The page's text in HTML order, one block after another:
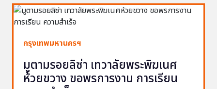
กรุงเทพมหานครฯ
มูตามรอยลิซ่า เทวาลัยพระพิฆเนศ
ห้วยขวาง ขอพรการงาน การเรียน